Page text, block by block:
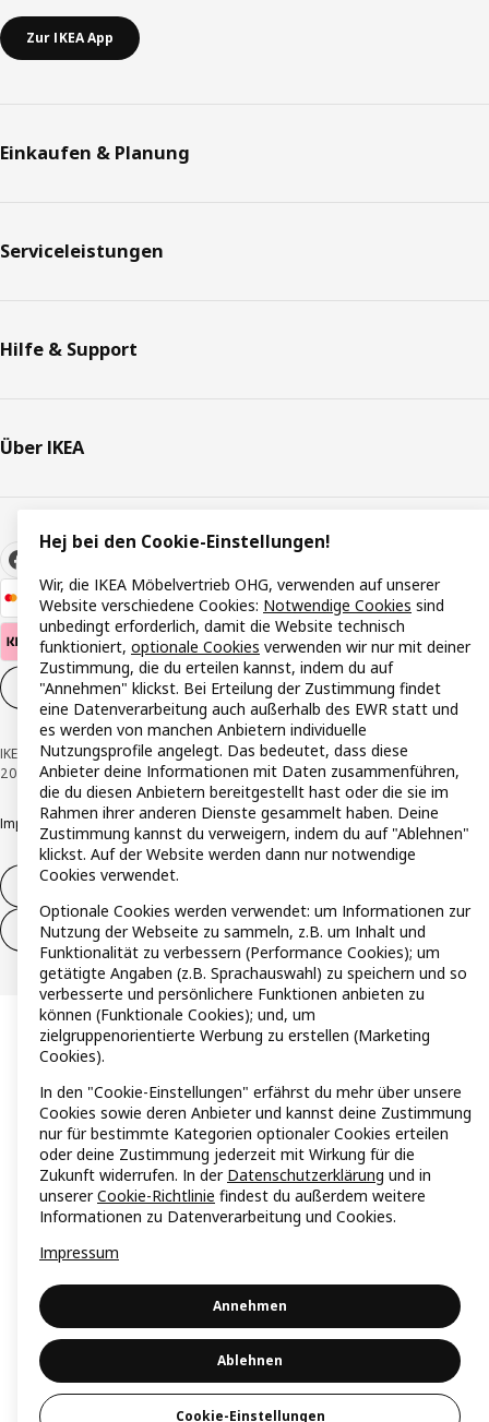
Zur IKEA App
Einkaufen & Planung
Serviceleistungen
Hilfe & Support
Über IKEA
Cookie-Einstellungen DE
IKEA Österreich - Südring, 2334 Vösendorf © Inter IKEA Systems B.V. 1999-
2026
ImpressumDatenschutzerklärungCookie RichtlinieResponsible Disclosure
Widerruf / Rückgabe
Widerrufsrecht ausüben (Services)
Hej bei den Cookie-Einstellungen!
Wir, die IKEA Möbelvertrieb OHG, verwenden auf unserer
Website verschiedene Cookies: Notwendige Cookies sind
unbedingt erforderlich, damit die Website technisch
funktioniert, optionale Cookies verwenden wir nur mit deiner
Zustimmung, die du erteilen kannst, indem du auf
"Annehmen" klickst. Bei Erteilung der Zustimmung findet
eine Datenverarbeitung auch außerhalb des EWR statt und
es werden von manchen Anbietern individuelle
Nutzungsprofile angelegt. Das bedeutet, dass diese
Anbieter deine Informationen mit Daten zusammenführen,
die du diesen Anbietern bereitgestellt hast oder die sie im
Rahmen ihrer anderen Dienste gesammelt haben. Deine
Zustimmung kannst du verweigern, indem du auf "Ablehnen"
klickst. Auf der Website werden dann nur notwendige
Cookies verwendet.
Optionale Cookies werden verwendet: um Informationen zur
Nutzung der Webseite zu sammeln, z.B. um Inhalt und
Funktionalität zu verbessern (Performance Cookies); um
getätigte Angaben (z.B. Sprachauswahl) zu speichern und so
verbesserte und persönlichere Funktionen anbieten zu
können (Funktionale Cookies); und, um
zielgruppenorientierte Werbung zu erstellen (Marketing
Cookies).
In den "Cookie-Einstellungen" erfährst du mehr über unsere
Cookies sowie deren Anbieter und kannst deine Zustimmung
nur für bestimmte Kategorien optionaler Cookies erteilen
oder deine Zustimmung jederzeit mit Wirkung für die
Zukunft widerrufen. In der Datenschutzerklärung und in
unsererCookie-Richtlinie findest du außerdem weitere
Informationen zu Datenverarbeitung und Cookies.
Impressum
Annehmen
Ablehnen
Cookie-Einstellungen